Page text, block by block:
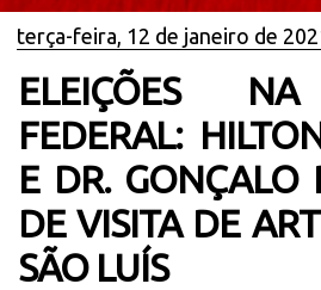
terça-feira, 12 de janeiro de
ELEIÇÕES
FEDERAL:
E DR. GONÇALO
DE VISITA DE
SÃO LUÍS